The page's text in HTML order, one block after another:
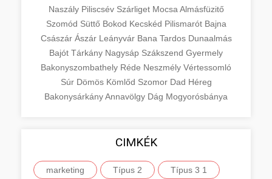
Naszály Piliscsév Szárliget Mocsa Almásfüzitő
Szomód Süttő Bokod Kecskéd Pilismarót Bajna
Császár Ászár Leányvár Bana Tardos Dunaalmás
Bajót Tárkány Nagysáp Szákszend Gyermely
Bakonyszombathely Réde Neszmély Vértessomló
Súr Dömös Kömlőd Szomor Dad Héreg
BakonysárkányAnnavölgy Dág Mogyorósbánya
CIMKÉK
marketing Típus 2 Típus 3 1